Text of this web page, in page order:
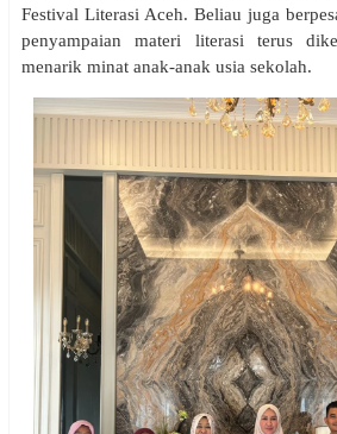
Festival Literasi Aceh. Beliau juga
penyampaian materi literasi terus
menarik minat anak-anak usia sekolah.